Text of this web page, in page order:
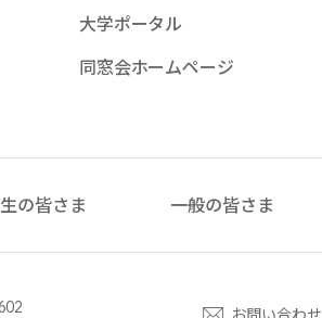
大学ポータル
同窓会ホームページ
の皆さま 一般の皆さま